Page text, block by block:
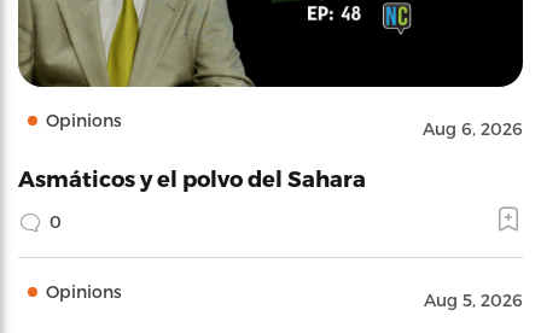
Opinions Aug 6, 2026
Asmáticos y el polvo del Sahara
0
Opinions Aug 5, 2026